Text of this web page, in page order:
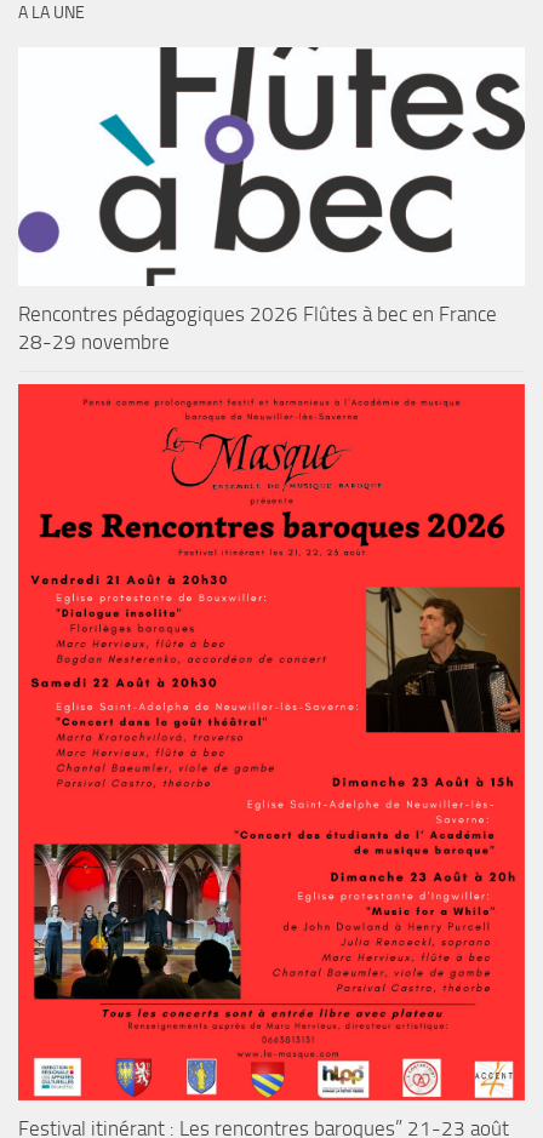
A LA UNE
Rencontres pédagogiques 2026 Flûtes à bec en France
28-29 novembre
Festival itinérant : Les rencontres baroques” 21-23 août